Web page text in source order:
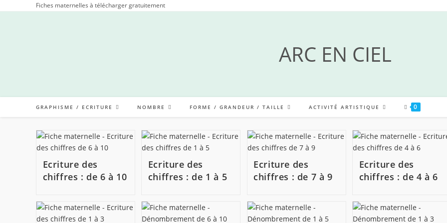
Fiches maternelles à télécharger gratuitement
ARC EN CIEL
GRAPHISME / ECRITURE NOMBRE FORME / GRANDEUR / TAILLE ACTIVITÉ ARTISTIQUE 0
Ecriture des
chiffres : de 6 à 10
Ecriture des
chiffres : de 1 à 5
Ecriture des
chiffres : de 7 à 9
Ecriture des
chiffres : de 4 à 6